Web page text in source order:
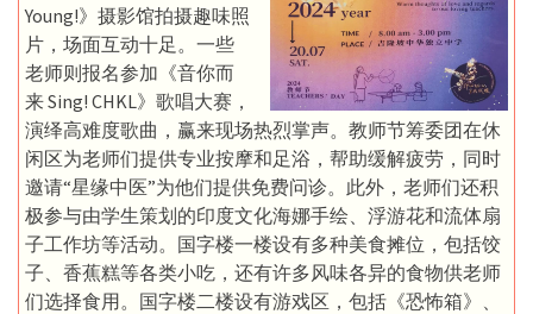
Young!》摄影馆拍摄趣味照
片，场面互动十足。一些
老师则报名参加《音你而
来 Sing! CHKL》歌唱大赛，
演绎高难度歌曲，赢来现场热烈掌声。教师节筹委团在休
闲区为老师们提供专业按摩和足浴，帮助缓解疲劳，同时
邀请“星缘中医”为他们提供免费问诊。此外，老师们还积
极参与由学生策划的印度文化海娜手绘、浮游花和流体扇
子工作坊等活动。国字楼一楼设有多种美食摊位，包括饺
子、香蕉糕等各类小吃，还有许多风味各异的食物供老师
们选择食用。国字楼二楼设有游戏区，包括《恐怖箱》、